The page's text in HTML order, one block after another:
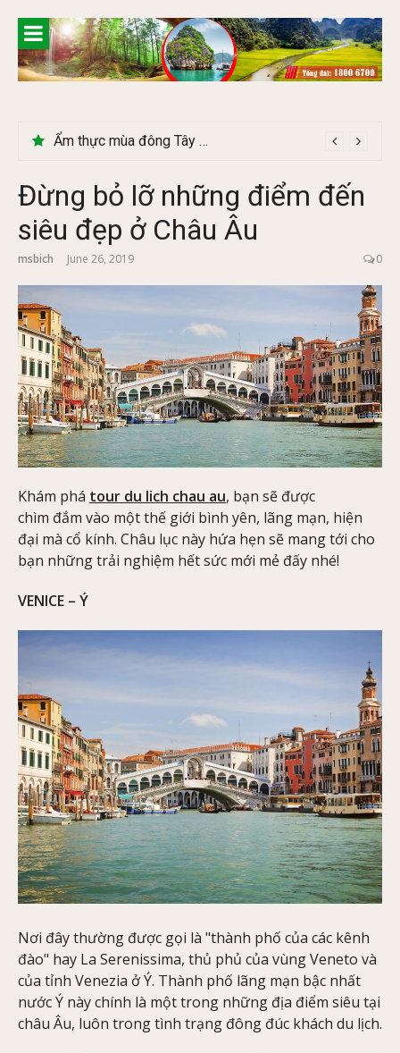
content
Ẩm thực mùa đông Tây Bắc có gì đặc biệt
Lễ 2/9 có phải mùa du lịch Hà Giang đẹp không?
Đừng bỏ lỡ những điểm đến
siêu đẹp ở Châu Âu
msbich June 26, 2019 0
Khám phá tour du lich chau au, bạn sẽ được
chìm đắm vào một thế giới bình yên, lãng mạn, hiện
đại mà cổ kính. Châu lục này hứa hẹn sẽ mang tới cho
bạn những trải nghiệm hết sức mới mẻ đấy nhé!
VENICE – Ý
Nơi đây thường được gọi là "thành phố của các kênh
đào" hay La Serenissima, thủ phủ của vùng Veneto và
của tỉnh Venezia ở Ý. Thành phố lãng mạn bậc nhất
nước Ý này chính là một trong những địa điểm siêu tại
châu Âu, luôn trong tình trạng đông đúc khách du lịch.